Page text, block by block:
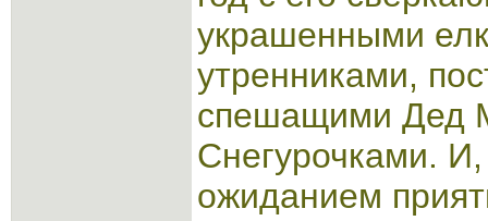
украшенными
утренниками,
спешащими Дед
Снегурочками.
ожиданием